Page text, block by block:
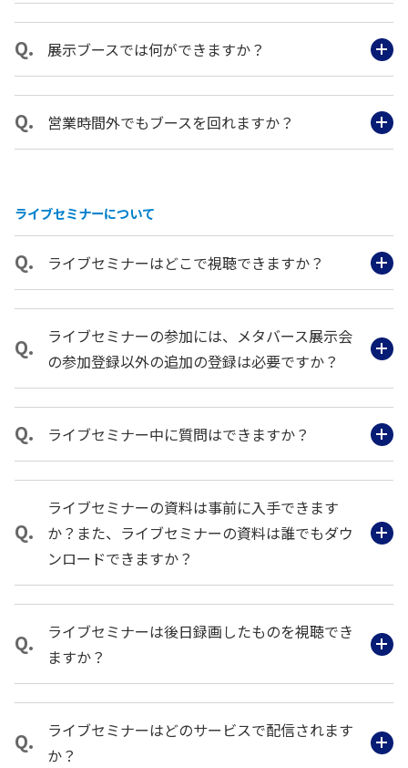
展示ブースでは何ができますか？
営業時間外でもブースを回れますか？
ライブセミナーについて
ライブセミナーはどこで視聴できますか？
ライブセミナーの参加には、メタバース展示会
の参加登録以外の追加の登録は必要ですか？
ライブセミナー中に質問はできますか？
ライブセミナーの資料は事前に入手できます
か？また、ライブセミナーの資料は誰でもダウ
ンロードできますか？
ライブセミナーは後日録画したものを視聴でき
ますか？
ライブセミナーはどのサービスで配信されます
か？